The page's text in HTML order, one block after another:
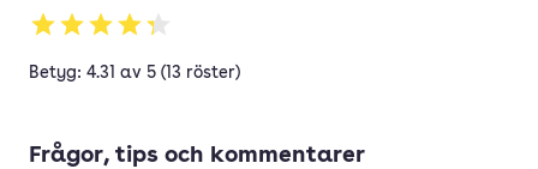
Betyg: 4.31 av 5 (13 röster)
Frågor, tips och kommentarer